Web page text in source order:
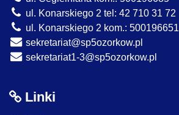
ul. Konarskiego 2 tel: 42 710 31 72
ul. Konarskiego 2 kom.: 500196651
sekretariat@sp5ozorkow.pl
sekretariat1-3@sp5ozorkow.pl
Linki